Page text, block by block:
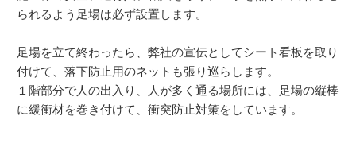
られるよう足場は必ず設置します。
足場を立て終わったら、弊社の宣伝としてシート看板を取り
付けて、落下防止用のネットも張り巡らします。
１階部分で人の出入り、人が多く通る場所には、足場の縦棒
に緩衝材を巻き付けて、衝突防止対策をしています。